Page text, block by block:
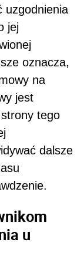
uzgodnienia
jej
oznacza,
na
jest
tego
dalsze
u